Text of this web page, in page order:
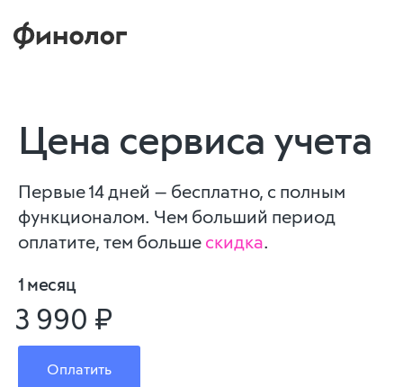
Цена сервиса учета
Первые 14 дней — бесплатно, с полным
функционалом. Чем больший период
оплатите, тем больше скидка.
1 месяц
3 990 ₽
Оплатить